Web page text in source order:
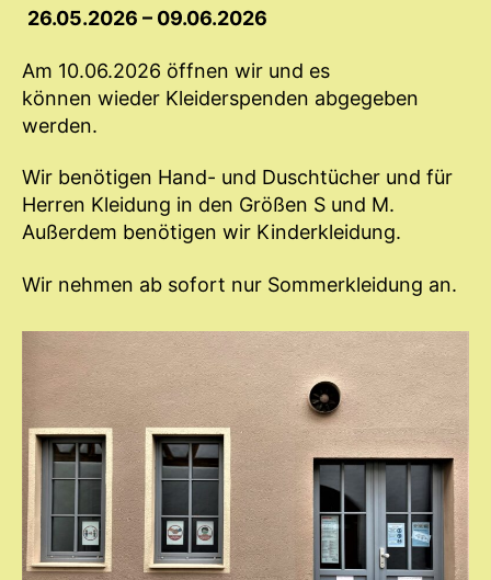
26.05.2026 – 09.06.2026
Am 10.06.2026 öffnen wir und es
können wieder Kleiderspenden abgegeben
werden.
Wir benötigen Hand- und Duschtücher und für
Herren Kleidung in den Größen S und M.
Außerdem benötigen wir Kinderkleidung.
Wir nehmen ab sofort nur Sommerkleidung an.